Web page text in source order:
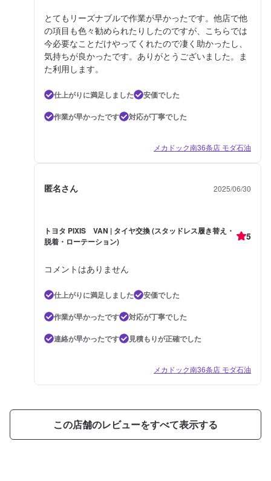
とてもリーズナブルで作業が早かったです。他店で他
の項目も色々勧められたりしたのですが、こちらでは
今必要なことだけやってくれたので凄く助かったし、
気持ちが良かったです。ありがとうございました。ま
た利用します。
仕上がりに満足しました
安価でした
作業が早かったです
対応が丁寧でした
メカドック南36条店 モダ石油
匿名さん 2025/06/30
トヨタ PIXIS VAN | タイヤ交換 (スタッドレス履き替え・
脱着・ローテーション)
5
コメントはありません
仕上がりに満足しました
安価でした
作業が早かったです
対応が丁寧でした
連絡が早かったです
見積もりが正確でした
メカドック南36条店 モダ石油
この店舗のレビューをすべて表示する